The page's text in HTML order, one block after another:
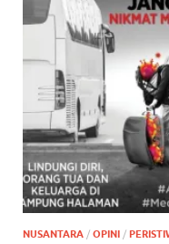
NUSANTARA / OPINI /